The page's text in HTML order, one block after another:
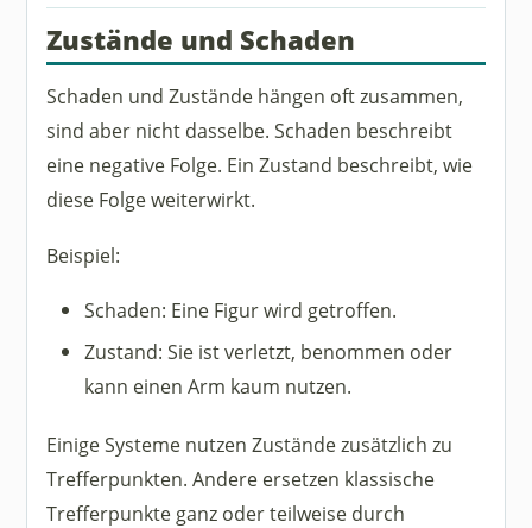
Zustände und Schaden
Schaden und Zustände hängen oft zusammen,
sind aber nicht dasselbe. Schaden beschreibt
eine negative Folge. Ein Zustand beschreibt, wie
diese Folge weiterwirkt.
Beispiel:
Schaden: Eine Figur wird getroffen.
Zustand: Sie ist verletzt, benommen oder
kann einen Arm kaum nutzen.
Einige Systeme nutzen Zustände zusätzlich zu
Trefferpunkten. Andere ersetzen klassische
Trefferpunkte ganz oder teilweise durch